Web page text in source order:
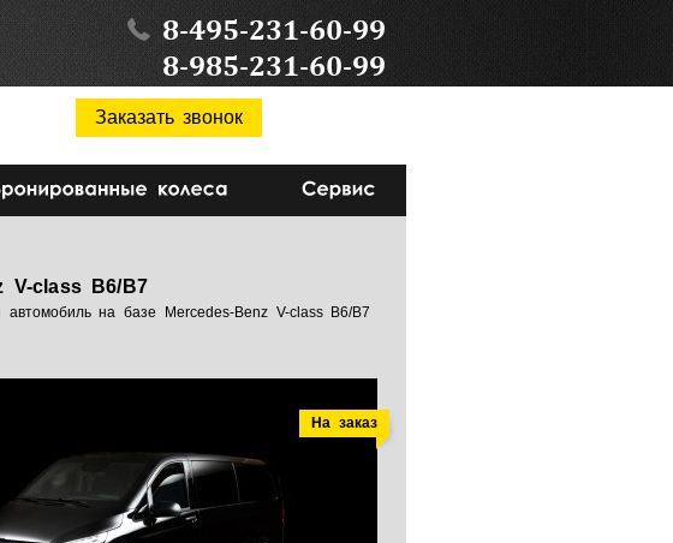
V-class В6/В7
на базе Mercedes-Benz V-class В6/В7
На заказ
8-495-231-60-99
8-985-231-60-99
Заказать звонок